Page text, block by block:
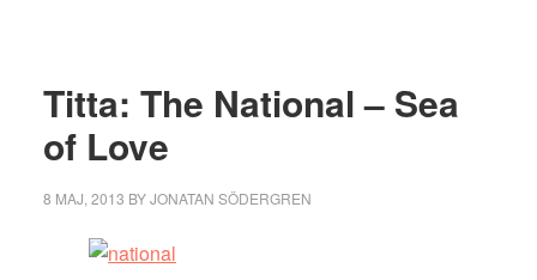
Titta: The National – Sea
of Love
8 MAJ, 2013 BYJONATAN SÖDERGREN